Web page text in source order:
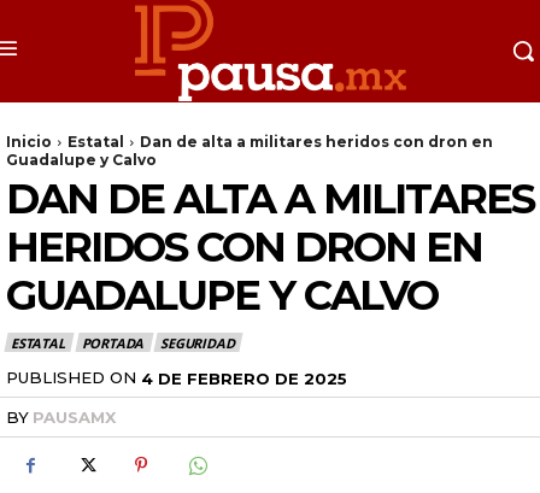
Inicio Estatal
Dan de alta a militares heridos con dron en
Guadalupe y Calvo
DAN DE ALTA A MILITARES
HERIDOS CON DRON EN
GUADALUPE Y CALVO
ESTATAL PORTADA SEGURIDAD
PUBLISHED ON 4 DE FEBRERO DE 2025
BY PAUSAMX